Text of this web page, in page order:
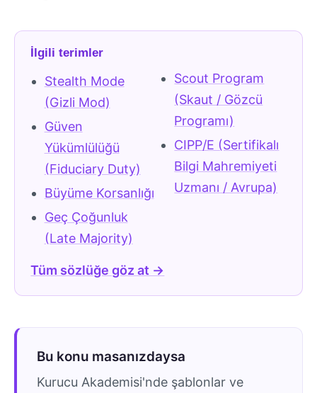
İlgili terimler
Stealth Mode
(Gizli Mod)
Güven
Yükümlülüğü
(Fiduciary Duty)
Büyüme Korsanlığı
Geç Çoğunluk
(Late Majority)
Scout Program
(Skaut / Gözcü
Programı)
CIPP/E (Sertifikalı
Bilgi Mahremiyeti
Uzmanı / Avrupa)
Tüm sözlüğe göz at →
Bu konu masanızdaysa
Kurucu Akademisi'nde şablonlar ve